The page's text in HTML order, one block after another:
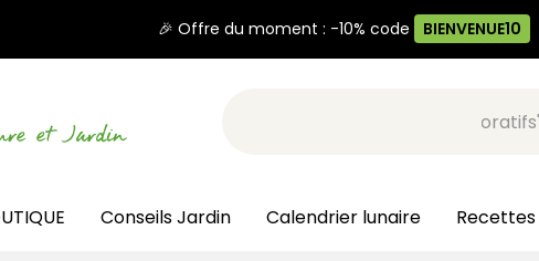
🎉 Offre du moment : -10% code BIENVENUE10
Recherche, ex: "pots
Conseils Jardin Calendrier lunaire